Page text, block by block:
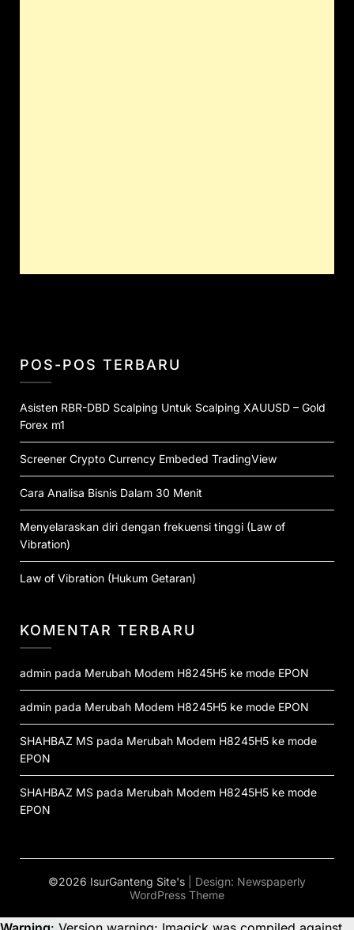
POS-POS TERBARU
Asisten RBR-DBD Scalping Untuk Scalping XAUUSD – Gold
Forex m1
Screener Crypto Currency Embeded TradingView
Cara Analisa Bisnis Dalam 30 Menit
Menyelaraskan diri dengan frekuensi tinggi (Law of
Vibration)
Law of Vibration (Hukum Getaran)
KOMENTAR TERBARU
admin pada Merubah Modem H8245H5 ke mode EPON
admin pada Merubah Modem H8245H5 ke mode EPON
SHAHBAZ MS pada Merubah Modem H8245H5 ke mode
EPON
SHAHBAZ MS pada Merubah Modem H8245H5 ke mode
EPON
©2026 IsurGanteng Site's | Design: Newspaperly
WordPress Theme